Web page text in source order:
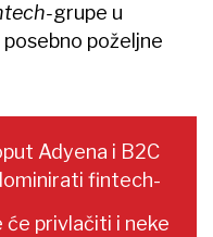
grupe u
poželjne
Adyena i B2C
fintech-
privlačiti i neke